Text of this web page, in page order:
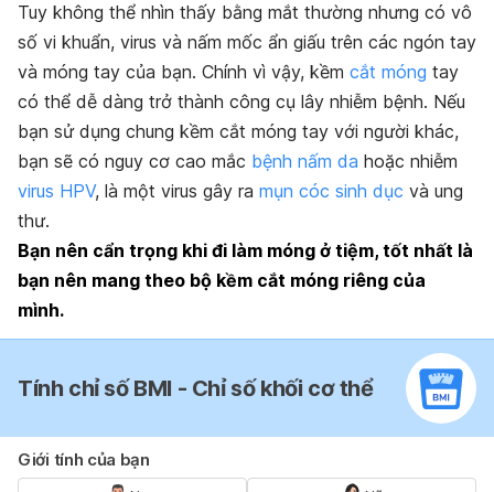
Tuy không thể nhìn thấy bằng mắt thường nhưng có vô
số vi khuẩn, virus và nấm mốc ẩn giấu trên các ngón tay
và móng tay của bạn. Chính vì vậy, kềm cắt móng tay
có thể dễ dàng trở thành công cụ lây nhiễm bệnh. Nếu
bạn sử dụng chung kềm cắt móng tay với người khác,
bạn sẽ có nguy cơ cao mắc bệnh nấm da hoặc nhiễm
virus HPV, là một virus gây ra mụn cóc sinh dục và ung
thư.
Bạn nên cẩn trọng khi đi làm móng ở tiệm, tốt nhất là
bạn nên mang theo bộ kềm cắt móng riêng của
mình.
Tính chỉ số BMI - Chỉ số khối cơ thể
Giới tính của bạn